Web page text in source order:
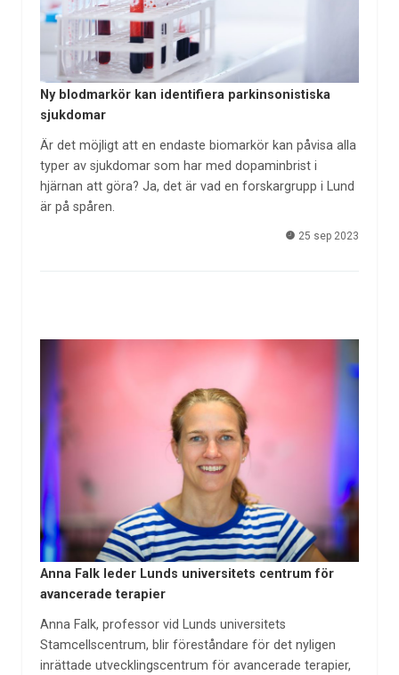
Ny blodmarkör kan identifiera parkinsonistiska
sjukdomar
Är det möjligt att en endaste biomarkör kan påvisa alla
typer av sjukdomar som har med dopaminbrist i
hjärnan att göra? Ja, det är vad en forskargrupp i Lund
är på spåren.
25 sep 2023
Anna Falk leder Lunds universitets centrum för
avancerade terapier
Anna Falk, professor vid Lunds universitets
Stamcellscentrum, blir föreståndare för det nyligen
inrättade utvecklingscentrum för avancerade terapier,